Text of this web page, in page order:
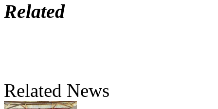
Related
Related News